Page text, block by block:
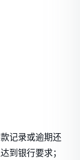
记录或逾期还
到银行要求；